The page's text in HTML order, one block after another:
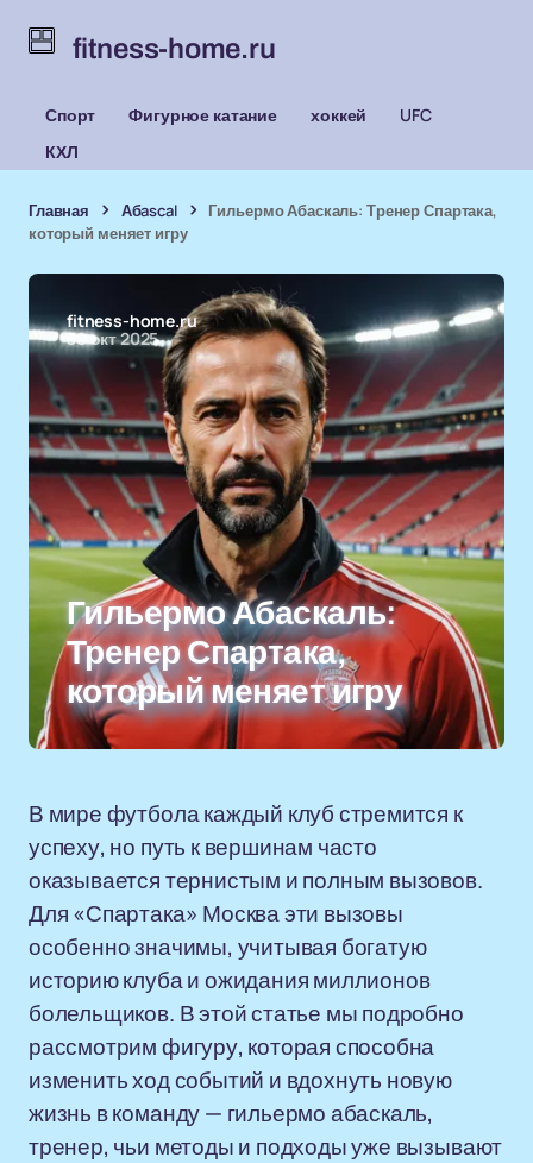
fitness-home.ru
Спорт Фигурное катание хоккей
UFC
КХЛ
Главная Абascal
Гильермо Абаскаль: Тренер Спартака,
который меняет игру
fitness-home.ru
30 окт 2025
Гильермо Абаскаль:
Тренер Спартака,
который меняет игру
В мире футбола каждый клуб стремится к
успеху, но путь к вершинам часто
оказывается тернистым и полным вызовов.
Для «Спартака» Москва эти вызовы
особенно значимы, учитывая богатую
историю клуба и ожидания миллионов
болельщиков. В этой статье мы подробно
рассмотрим фигуру, которая способна
изменить ход событий и вдохнуть новую
жизнь в команду — гильермо абаскаль,
тренер, чьи методы и подходы уже вызывают